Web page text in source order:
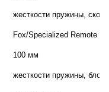
жесткости пружины,
Fox/Specialized Remote
100 мм
жесткости пружины,